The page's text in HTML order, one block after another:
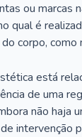
ou marcas
qual é
corpo, como
está
de uma
não haja
intervenção